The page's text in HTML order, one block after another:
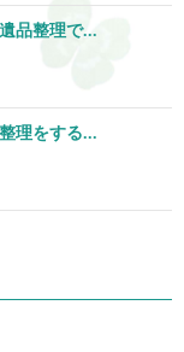
品整理で...
理をする...